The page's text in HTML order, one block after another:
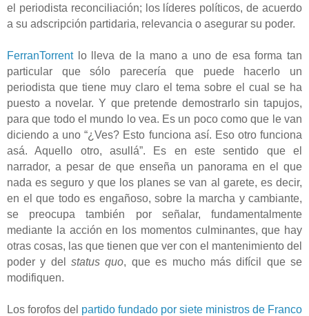
el periodista reconciliación; los líderes políticos, de acuerdo
a su adscripción partidaria, relevancia o asegurar su poder.
FerranTorrentlo lleva de la mano a uno de esa forma tan
particular que sólo parecería que puede hacerlo un
periodista que tiene muy claro el tema sobre el cual se ha
puesto a novelar. Y que pretende demostrarlo sin tapujos,
para que todo el mundo lo vea. Es un poco como que le van
diciendo a uno “¿Ves? Esto funciona así. Eso otro funciona
asá. Aquello otro, asullá”. Es en este sentido que el
narrador, a pesar de que enseña un panorama en el que
nada es seguro y que los planes se van al garete, es decir,
en el que todo es engañoso, sobre la marcha y cambiante,
se preocupa también por señalar, fundamentalmente
mediante la acción en los momentos culminantes, que hay
otras cosas, las que tienen que ver con el mantenimiento del
poder y delstatus quo, que es mucho más difícil que se
modifiquen.
Los forofos del partido fundado por siete ministros de Franco